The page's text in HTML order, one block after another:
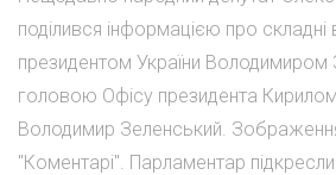
поділився інформацією про
президентом України Володимиром
головою Офісу президента
Володимир Зеленський.
"Коментарі". Парламентар